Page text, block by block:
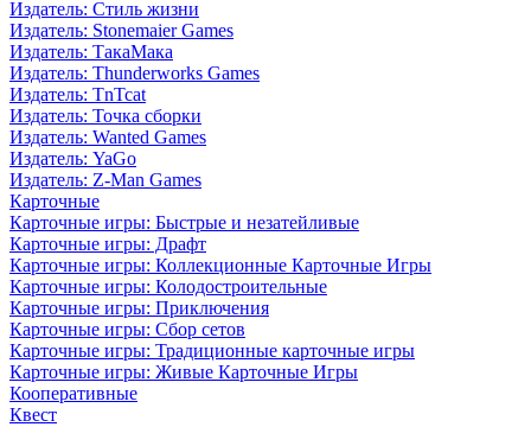
Издатель: Стиль жизни
Издатель: Stonemaier Games
Издатель: ТакаМака
Издатель: Thunderworks Games
Издатель: TnTcat
Издатель: Точка сборки
Издатель: Wanted Games
Издатель: YaGo
Издатель: Z-Man Games
Карточные
Карточные игры: Быстрые и незатейливые
Карточные игры: Драфт
Карточные игры: Коллекционные Карточные Игры
Карточные игры: Колодостроительные
Карточные игры: Приключения
Карточные игры: Сбор сетов
Карточные игры: Традиционные карточные игры
Карточные игры: Живые Карточные Игры
Кооперативные
Квест